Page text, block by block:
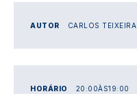
AUTOR CARLOS TEIXEIRA
HORÁRIO 20:00ÀS19:00